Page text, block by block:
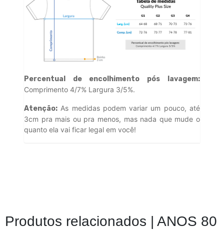
Percentual de encolhimento pós lavagem:
Comprimento 4/7% Largura 3/5%.
Atenção: As medidas podem variar um pouco, até
3cm pra mais ou pra menos, mas nada que mude o
quanto ela vai ficar legal em você!
Produtos relacionados | ANOS 80